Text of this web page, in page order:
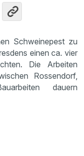
Schweinepest zu
einen ca. vier
Die Arbeiten
Rossendorf,
dauern